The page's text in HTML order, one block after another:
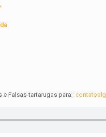
e Falsas-tartarugas para: